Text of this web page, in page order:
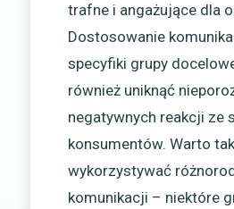
trafne i angażujące dla
Dostosowanie
specyfiki grupy
również uniknąć
negatywnych reakcji ze
konsumentów. Warto
wykorzystywać
komunikacji – niektóre